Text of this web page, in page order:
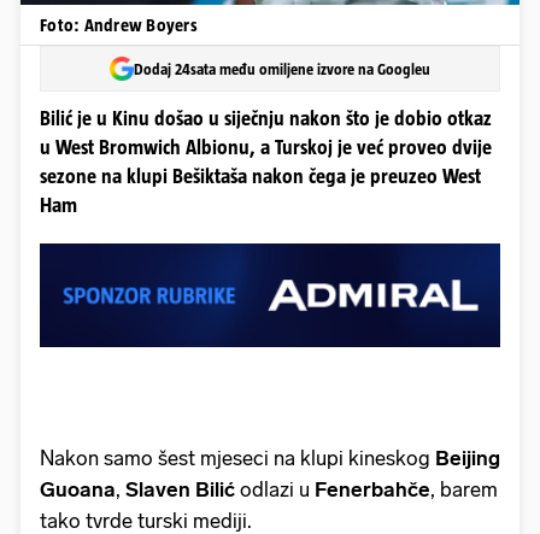
Foto: Andrew Boyers
Dodaj 24sata među omiljene izvore na Googleu
Bilić je u Kinu došao u siječnju nakon što je dobio otkaz
u West Bromwich Albionu, a Turskoj je već proveo dvije
sezone na klupi Bešiktaša nakon čega je preuzeo West
Ham
Nakon samo šest mjeseci na klupi kineskog Beijing
Guoana, Slaven Bilić odlazi u Fenerbahče, barem
tako tvrde turski mediji.